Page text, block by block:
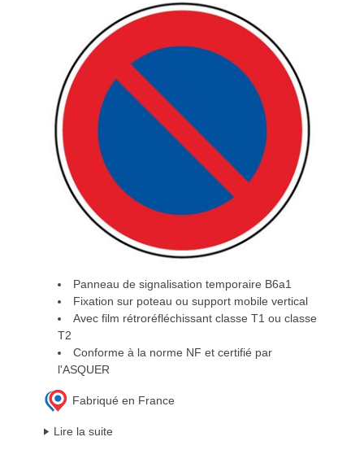
Panneau de signalisation temporaire B6a1
Fixation sur poteau ou support mobile vertical
Avec film rétroréfléchissant classe T1 ou classe
T2
Conforme à la norme NF et certifié par
l'ASQUER
Fabriqué en France
Lire la suite